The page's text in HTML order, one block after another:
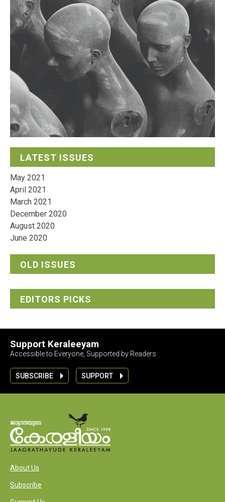
LATEST ISSUES
May 2021
April 2021
March 2021
December 2020
August 2020
June 2020
OLD ISSUES
EDITORS PICKS
Support Keraleeyam
Accessible to Everyone, Supported by Readers
SUBSCRIBE SUPPORT
About Us
Subscribe